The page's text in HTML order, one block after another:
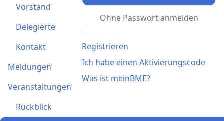
Ohne Passwort anmelden
Registrieren
Ich habe einen Aktivierungscode
Was ist meinBME?
Vorstand
Delegierte
Kontakt
Meldungen
Veranstaltungen
Rückblick